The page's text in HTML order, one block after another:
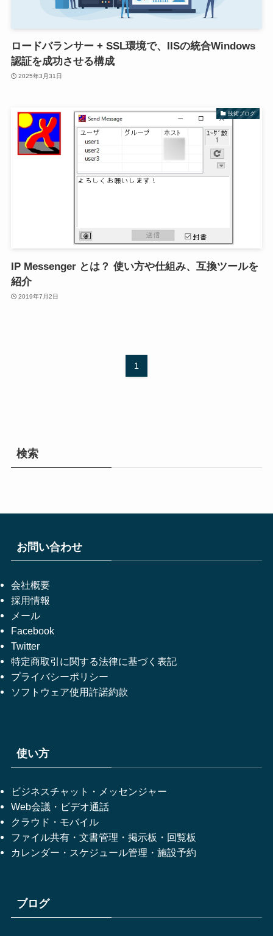
ロードバランサー + SSL環境で、IISの統合Windows
認証を成功させる構成
2025年3月31日
技術ブログ
IP Messenger とは？ 使い方や仕組み、互換ツールを
紹介
2019年7月2日
1
検索
お問い合わせ
会社概要
採用情報
メール
Facebook
Twitter
特定商取引に関する法律に基づく表記
プライバシーポリシー
ソフトウェア使用許諾約款
使い方
ビジネスチャット・メッセンジャー
Web会議・ビデオ通話
クラウド・モバイル
ファイル共有・文書管理・掲示板・回覧板
カレンダー・スケジュール管理・施設予約
ブログ